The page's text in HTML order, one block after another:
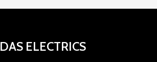
DAS ELECTRICS